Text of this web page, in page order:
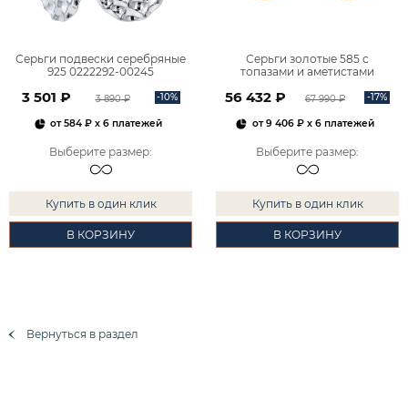
Серьги подвески серебряные
925 0222292-00245
3 501 ₽ 3 890 ₽ -10%
от584 ₽ x 6 платежей
Выберите размер:
Купить в один клик
В КОРЗИНУ
Серьги золотые 585 с
топазами и аметистами
56 432 ₽ 67 990 ₽ -17%
от9 406 ₽x 6 платежей
Выберите размер:
Купить в один клик
В КОРЗИНУ
Вернуться в раздел